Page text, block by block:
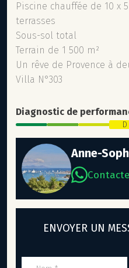
Piscine chauffée de 10 x
terrasses
Sous-sol total
Terrain de 1 500 m²
Un rêve de Provence à
Villa N°303
Diagnostic de
D
Anne-
ENVOYER UN